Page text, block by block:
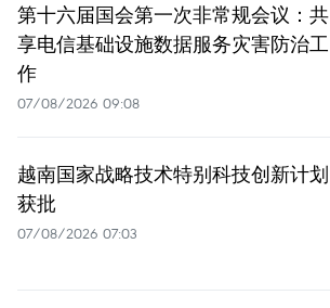
第十六届国会第一次非常规会议：共
享电信基础设施数据服务灾害防治工
作
07/08/2026 09:08
越南国家战略技术特别科技创新计划
获批
07/08/2026 07:03